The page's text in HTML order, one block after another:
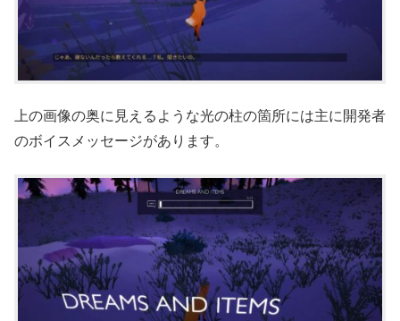
上の画像の奥に見えるような光の柱の箇所には主に開発者
のボイスメッセージがあります。